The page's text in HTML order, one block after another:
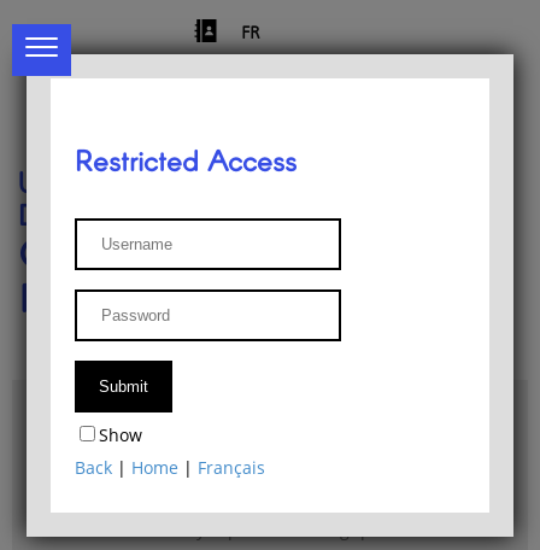
FR
University of Liège
Départment of Philosophy
Center for Phenomenological
Research
Access & maps
Philosophy Department Library
Restricted Access
Show
Back | Home | Français